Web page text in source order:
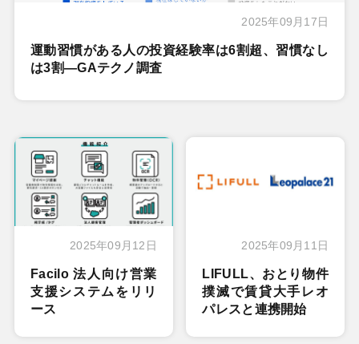
2025年09月17日
運動習慣がある人の投資経験率は6割超、習慣なし
は3割―GAテクノ調査
2025年09月12日
Facilo 法人向け営業
支援システムをリリ
ース
2025年09月11日
LIFULL、おとり物件
撲滅で賃貸大手レオ
パレスと連携開始